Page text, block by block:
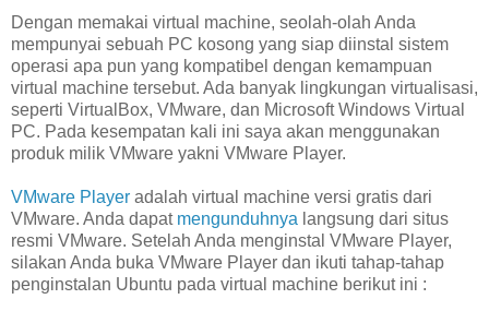
Dengan memakai virtual machine, seolah-olah Anda
mempunyai sebuah PC kosong yang siap diinstal sistem
operasi apa pun yang kompatibel dengan kemampuan
virtual machine tersebut. Ada banyak lingkungan virtualisasi,
seperti VirtualBox, VMware, dan Microsoft Windows Virtual
PC. Pada kesempatan kali ini saya akan menggunakan
produk milik VMware yakni VMware Player.
VMware Player adalah virtual machine versi gratis dari
VMware. Anda dapat mengunduhnya langsung dari situs
resmi VMware. Setelah Anda menginstal VMware Player,
silakan Anda buka VMware Player dan ikuti tahap-tahap
penginstalan Ubuntu pada virtual machine berikut ini :